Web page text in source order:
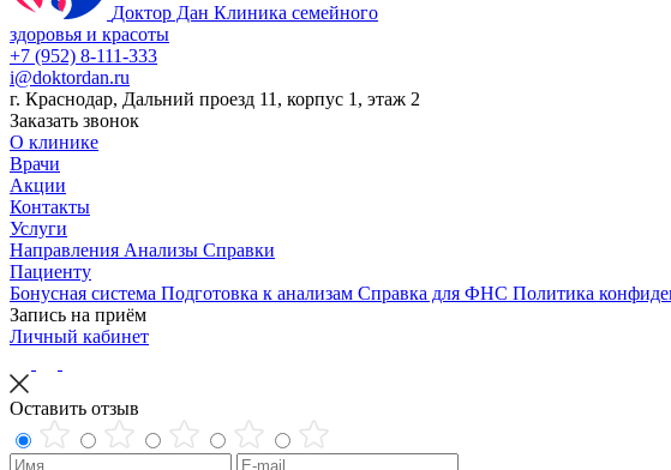
Доктор Дан Клиника семейного
здоровья и красоты
+7 (952) 8-111-333
i@doktordan.ru
г. Краснодар, Дальний проезд 11, корпус 1, этаж 2
Заказать звонок
О клинике
Врачи
Акции
Контакты
Услуги
Направления Анализы Справки
Пациенту
Бонусная система Подготовка к анализам Справка для ФНС Политика
Запись на приём
Личный кабинет
Оставить отзыв